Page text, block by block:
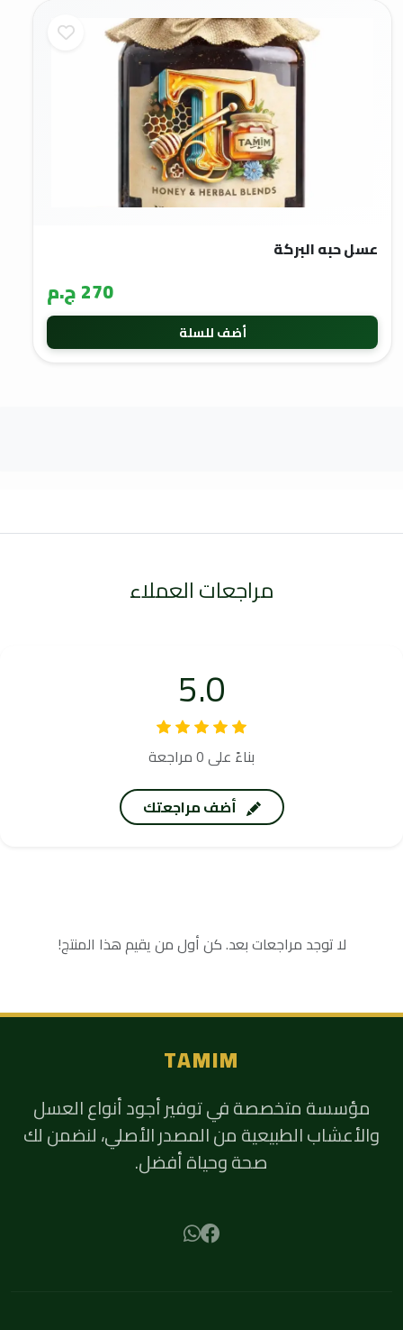
عسل حبه البركة
270 ج.م
أضف للسلة
مراجعات العملاء
5.0
بناءً على 0 مراجعة
أضف مراجعتك
لا توجد مراجعات بعد. كن أول من يقيم هذا المنتج!
TAMIM
مؤسسة متخصصة في توفير أجود أنواع العسل
والأعشاب الطبيعية من المصدر الأصلي، لنضمن لك
صحة وحياة أفضل.